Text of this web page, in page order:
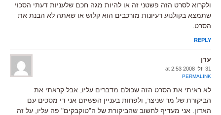
ולקרוא לסרט הזה פשטני זה או להיות מגה חכם שלעניות דעתי הסכוי
שתמצא בקולנוע רעיונות מורכבים הוא קלוש או שאתה לא הבנת את
הסרט.
REPLY
ערן
31 יולי 2008 at 2:53
PERMALINK
לא ראיתי את הסרט הזה שכולם מדברים עליו, אבל קראתי את
הביקורת של מר שניצר, ולפחות בעניין הפשיזם אני די מסכים עם
האדון. אני מעדיף לחשוב שהביקורת של ה"טוקבקים" פה עליו, על זה